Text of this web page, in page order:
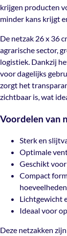
De netzak 26 x 36
agrarische sector,
logistiek. Dankzij
geschikt voor
Bovendien zorgt
inhoud direct
en verkoop.
Optimale
Geschikt
Compact
hoeveelheden
Lichtgewicht
Ideaal voor
gebruik als
krijgen producten
minder kans krijgt
De netzak 26 x 36
agrarische sector,
logistiek. Dankzij
voor dagelijks
zorgt het
zichtbaar is, wat
Voordelen van
Sterk en
Optimale
Geschikt
Compact
hoeveelheden
Lichtgewicht
Ideaal voor
Deze netzakken